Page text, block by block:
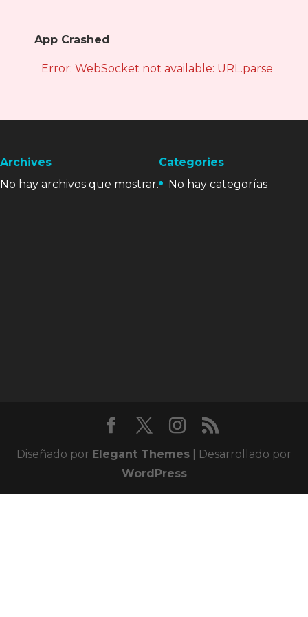
App Crashed
Error: WebSocket not available: URL.parse is
Archives
No hay archivos que mostrar.
Categories
No hay categorías
Diseñado por Elegant Themes | Desarrollado por
WordPress